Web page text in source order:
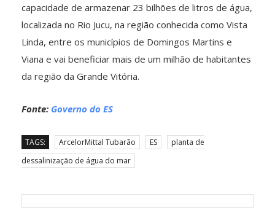
capacidade de armazenar 23 bilhões de litros de água,
localizada no Rio Jucu, na região conhecida como Vista
Linda, entre os municípios de Domingos Martins e
Viana e vai beneficiar mais de um milhão de habitantes
da região da Grande Vitória.
Fonte: Governo do ES
TAGS: ArcelorMittal Tubarão ES
planta de
dessalinização de água do mar